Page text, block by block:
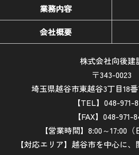
業務内容
会社概要
株式会社向後建
〒343-0023
埼玉県越谷市東越谷3丁目18
【TEL】048-971-
【FAX】048-971-
【営業時間】8:00～17:00（
【対応エリア】越谷市を中心に